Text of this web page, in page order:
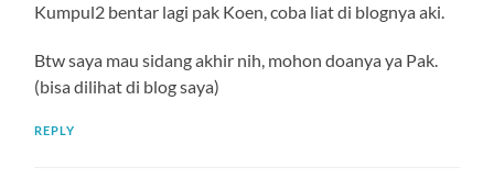
Kumpul2 bentar lagi pak Koen, coba liat di blognya aki.
Btw saya mau sidang akhir nih, mohon doanya ya Pak.
(bisa dilihat di blog saya)
REPLY